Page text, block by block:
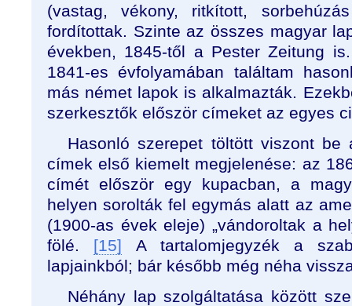
(vastag, vékony, ritkított,
fordítottak. Szinte az összes magyar
években, 1845-től a Pester Zeitung
1841-es évfolyamában találtam
más német lapok is alkalmazták.
szerkesztők először címeket az egyes
Hasonló szerepet töltött viszont be
címek első kiemelt megjelenése: az
címét először egy kupacban, a
helyen sorolták fel egymás alatt az
(1900-as évek eleje) „vándoroltak a
fölé. [15] A tartalomjegyzék a
lapjainkból; bár később még néha
Néhány lap szolgáltatása között